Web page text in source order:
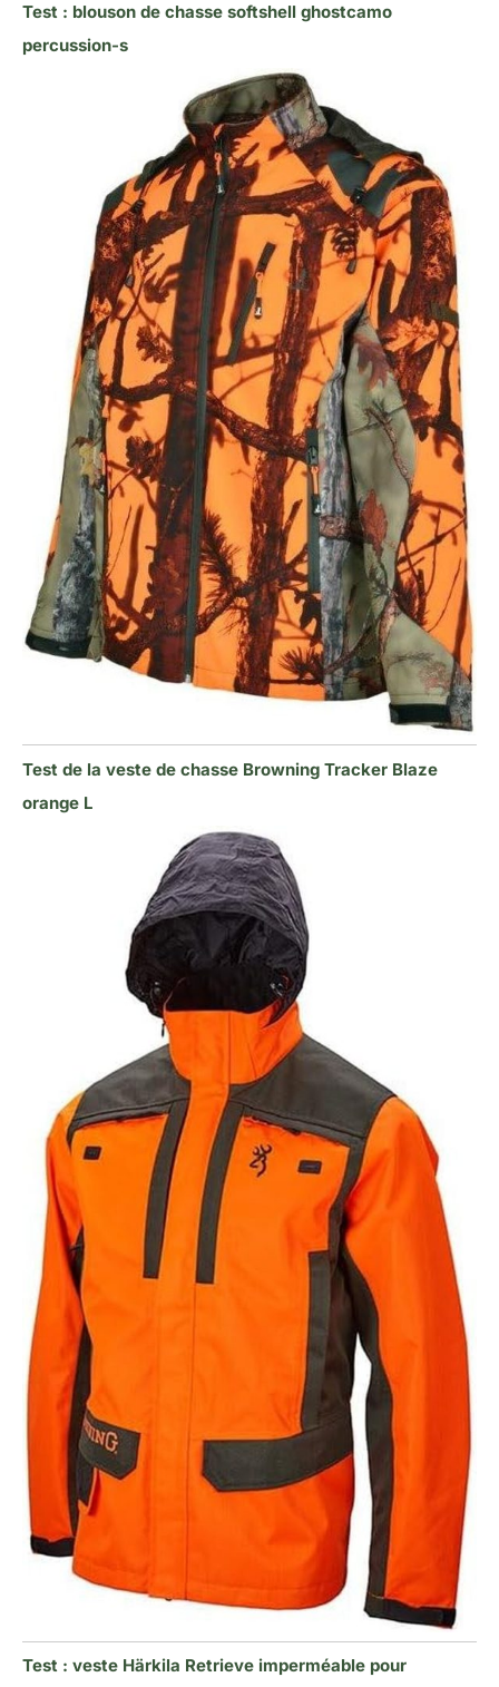
Test : blouson de chasse softshell ghostcamo
percussion-s
Test de la veste de chasse Browning Tracker Blaze
orange L
Test : veste Härkila Retrieve imperméable pour